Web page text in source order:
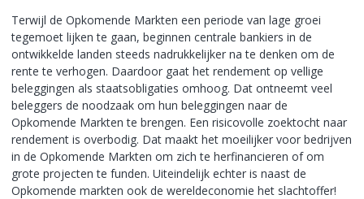
Terwijl de Opkomende Markten een periode van lage groei
tegemoet lijken te gaan, beginnen centrale bankiers in de
ontwikkelde landen steeds nadrukkelijker na te denken om de
rente te verhogen. Daardoor gaat het rendement op vellige
beleggingen als staatsobligaties omhoog. Dat ontneemt veel
beleggers de noodzaak om hun beleggingen naar de
Opkomende Markten te brengen. Een risicovolle zoektocht naar
rendement is overbodig. Dat maakt het moeilijker voor bedrijven
in de Opkomende Markten om zich te herfinancieren of om
grote projecten te funden. Uiteindelijk echter is naast de
Opkomende markten ook de wereldeconomie het slachtoffer!